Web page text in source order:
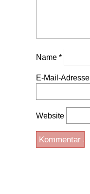
Name *
E-Mail-Adresse
Website